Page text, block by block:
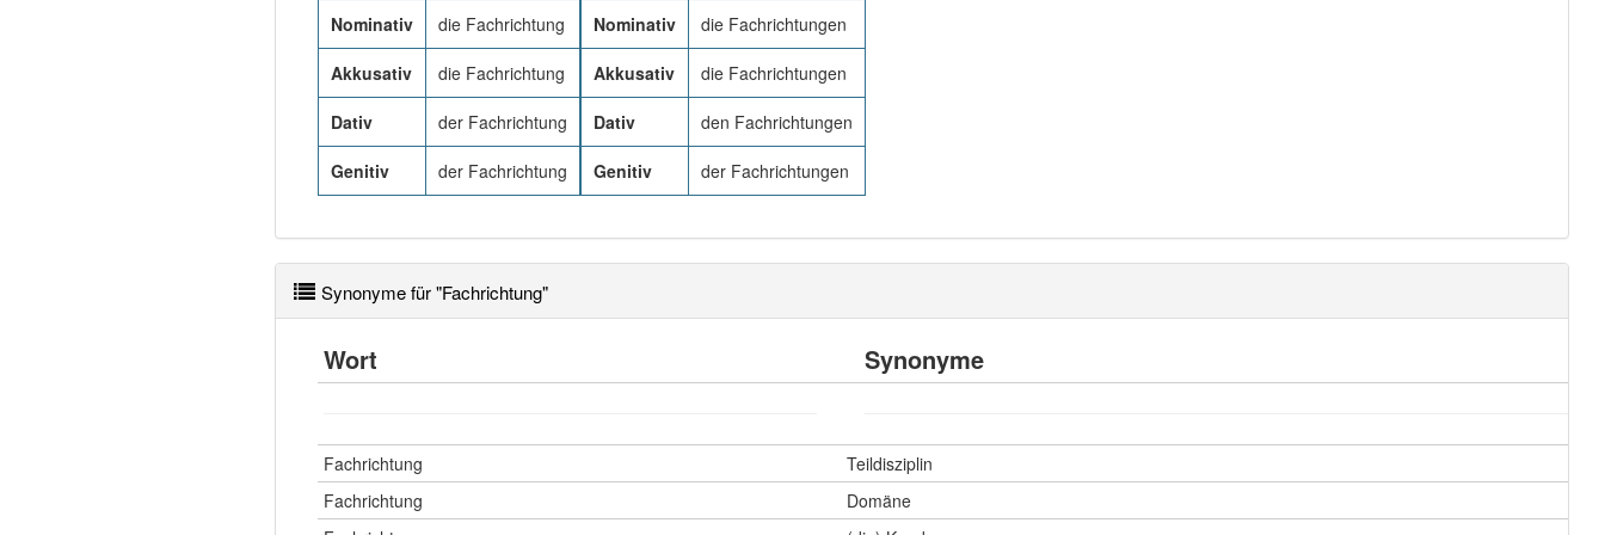
Nominativ
die Fachrichtung
Akkusativ die Fachrichtung
Dativ der Fachrichtung
Genitiv der Fachrichtung
Nominativ
die Fachrichtungen
Akkusativ die Fachrichtungen
Dativ den Fachrichtungen
Genitiv der Fachrichtungen
Synonyme für "Fachrichtung"
Wort Synonyme
Fachrichtung
Teildisziplin
Fachrichtung
Domäne